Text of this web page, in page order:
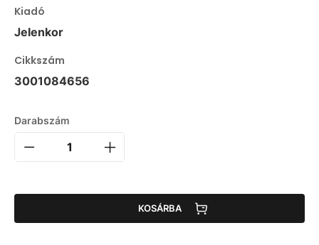
Kiadó
Jelenkor
Cikkszám
3001084656
Darabszám
KOSÁRBA